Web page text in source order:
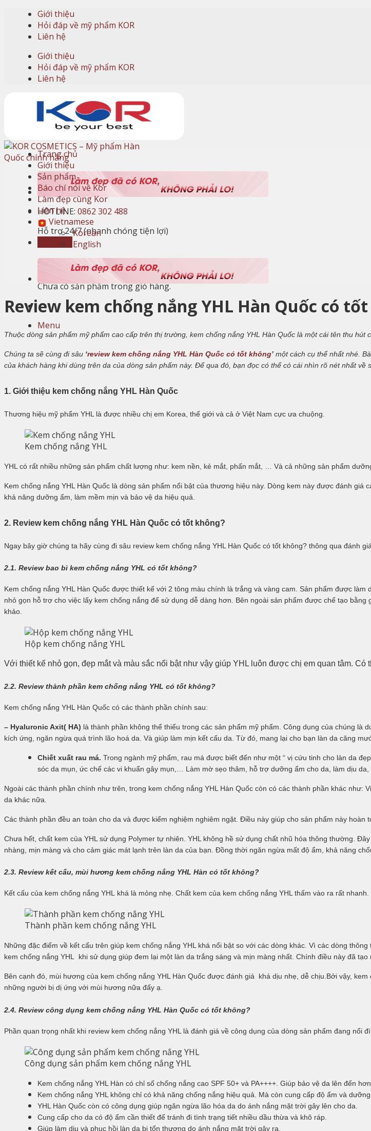
content
Giới thiệu
Hỏi đáp về mỹ phẩm KOR
Liên hệ
Giới thiệu
Hỏi đáp về mỹ phẩm KOR
Liên hệ
HOTLINE: 0862 302 488
Hỗ trợ 24/7 (nhanh chóng tiện lợi)
Giỏ hàng
Giỏ hàng
Chưa có sản phẩm trong giỏ hàng.
Menu
Trang chủ
Giới thiệu
Sản phẩm
Báo chí nói về Kor
Làm đẹp cùng Kor
Liên hệ
Vietnamese
Korean
English
Review kem chống nắng YHL Hàn Quốc có
Thuộc dòng sản phẩm mỹ phẩm cao cấp trên thị trường, kem chống nắng YHL Hàn Quốc là một cái tên thu hút
Chúng ta sẽ cùng đi sâu ‘review kem chống nắng YHL Hàn Quốc có tốt không’ một cách cụ thể nhất nhé.
của khách hàng khi dùng trên da của dòng sản phẩm này. Để qua đó, bạn đọc có thể có cái nhìn rõ nét nhất về
1. Giới thiệu kem chống nắng YHL Hàn Quốc
Thương hiệu mỹ phẩm YHL là được nhiều chị em Korea, thế giới và cả ở Việt Nam cực ưa chuộng.
Kem chống nắng YHL
YHL có rất nhiều những sản phẩm chất lượng như: kem nền, kẻ mắt, phấn mắt, … Và cả những sản phẩm
Kem chống nắng YHL Hàn Quốc là dòng sản phẩm nổi bật của thương hiệu này. Dòng kem này được đánh
khả năng dưỡng ẩm, làm mềm mịn và bảo vệ da hiệu quả.
2. Review kem chống nắng YHL Hàn Quốc có tốt không?
Ngay bây giờ chúng ta hãy cùng đi sâu review kem chống nắng YHL Hàn Quốc có tốt không? thông qua đánh
2.1. Review bao bì kem chống nắng YHL có tốt không?
Kem chống nắng YHL Hàn Quốc được thiết kế với 2 tông màu chính là trắng và vàng cam. Sản phẩm được
nhỏ gọn hỗ trợ cho việc lấy kem chống nắng để sử dụng dễ dàng hơn. Bên ngoài sản phẩm được chế tạo
khảo.
Hộp kem chống nắng YHL
Với thiết kế nhỏ gọn, đẹp mắt và màu sắc nổi bật như vậy giúp YHL luôn được chị em quan tâm.
2.2. Review thành phần kem chống nắng YHL có tốt không?
Kem chống nắng YHL Hàn Quốc có các thành phần chính sau:
– Hyaluronic Axit( HA) là thành phần không thể thiếu trong các sản phẩm mỹ phẩm. Công dụng của chúng
kích ứng, ngăn ngừa quá trình lão hoá da. Và giúp làm mịn kết cấu da. Từ đó, mang lại cho bạn làn da căng
Chiết xuất rau má. Trong ngành mỹ phẩm, rau má được biết đến như một “ vị cứu tinh cho làn da
sóc da mụn, ức chế các vi khuẩn gây mụn,… Làm mờ sẹo thâm, hỗ trợ dưỡng ẩm cho da, làm dịu
Ngoài các thành phần chính như trên, trong kem chống nắng YHL Hàn Quốc còn có các thành phần khác như:
da khác nữa.
Các thành phần đều an toàn cho da và được kiểm nghiệm nghiêm ngặt. Điều này giúp cho sản phẩm này hoàn
Chưa hết, chất kem của YHL sử dụng Polymer tự nhiên. YHL không hề sử dụng chất nhũ hóa thông thường.
nhàng, mịn màng và cho cảm giác mát lạnh trên làn da của bạn. Đồng thời ngăn ngừa mất độ ẩm, khả năng
2.3. Review kết cấu, mùi hương kem chống nắng YHL Hàn có tốt không?
Kết cấu của kem chống nắng YHL khá là mỏng nhẹ. Chất kem của kem chống nắng YHL thấm vào ra rất
Thành phần kem chống nắng YHL
Những đặc điểm về kết cấu trên giúp kem chống nắng YHL khá nổi bật so với các dòng khác. Vì các dòng
kem chống nắng YHL khi sử dụng giúp đem lại một làn da trắng sáng và mịn màng nhất. Chính điều này đã
Bên cạnh đó, mùi hương của kem chống nắng YHL Hàn Quốc được đánh giá khá dịu nhẹ, dễ chịu.Bởi vậy, kem
những người bị dị ứng với mùi hương nữa đấy ạ.
2.4. Review công dụng kem chống nắng YHL Hàn Quốc có tốt không?
Phần quan trọng nhất khi review kem chống nắng YHL là đánh giá về công dụng của dòng sản phẩm đang nổi
Công dụng sản phẩm kem chống nắng YHL
Kem chống nắng YHL Hàn có chỉ số chống nắng cao SPF 50+ và PA++++. Giúp bảo vệ da lên đến
Kem chống nắng YHL không chỉ có khả năng chống nắng hiệu quả. Mà còn cung cấp độ ẩm và
YHL Hàn Quốc còn có công dụng giúp ngăn ngừa lão hóa da do ánh nắng mặt trời gây lên cho da.
Cung cấp cho da có độ ẩm cần thiết để tránh đi tình trạng tiết nhiều dầu thừa và khô ráp.
Giúp làm dịu và phục hồi làn da bị tổn thương do ánh nắng mặt trời gây ra.